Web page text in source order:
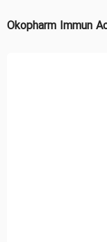
Okopharm Immun